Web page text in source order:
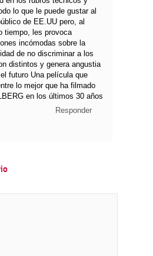
lo que le puede gustar al
de EE.UU pero, al
tiempo, les provoca
incómodas sobre la
de no discriminar a los
distintos y genera angustia
futuro Una película que
lo mejor que ha filmado
en los últimos 30 años
Responder